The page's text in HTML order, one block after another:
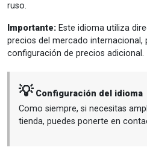
ruso.
Importante: Este idioma utiliza
precios del mercado internacional,
configuración de precios adicional.
💡 Configuración del idioma
Como siempre, si necesitas
tienda, puedes ponerte en